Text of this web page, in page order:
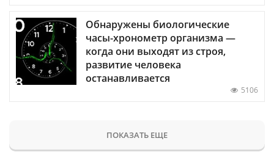
Обнаружены биологические
часы-хронометр организма —
когда они выходят из строя,
развитие человека
останавливается
5106
ПОКАЗАТЬ ЕЩЕ